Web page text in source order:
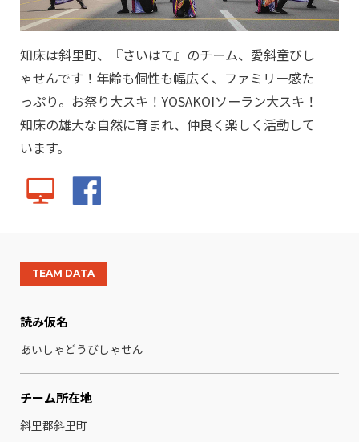
知床は斜里町、『さいはて』のチーム、愛斜童びし
ゃせんです！年齢も個性も幅広く、ファミリー感た
っぷり。お祭り大スキ！YOSAKOIソーラン大スキ！
知床の雄大な自然に育まれ、仲良く楽しく活動して
います。
TEAM DATA
読み仮名
あいしゃどうびしゃせん
チーム所在地
斜里郡斜里町